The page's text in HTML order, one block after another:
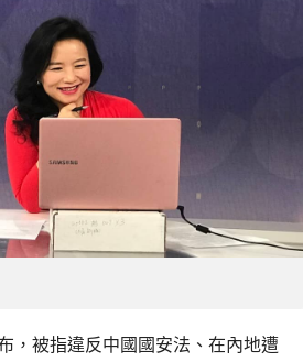
，被指違反中國國安法、在內地遭